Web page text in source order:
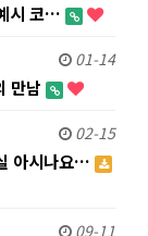
시 코…
01-14
만남
02-15
아시나요…
09-11